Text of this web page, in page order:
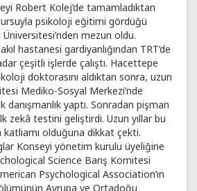
Robert Kolej’de tamamladıktan
psikoloji eğitimi gördüğü
mezun oldu.
hastanesi gardiyanlığından TRT’de
çeşitli işlerde çalıştı. Hacettepe
doktorasını aldıktan sonra, uzun
Mediko-Sosyal Merkezi’nde
yaptı. Sonradan pişman
zekâ testini geliştirdi. Uzun yıllar bu
olduğuna dikkat çekti.
Konseyi yönetim kurulu üyeliğine
Science Barış Komitesi
Psychological Association’ın
Avrupa ve Ortadoğu